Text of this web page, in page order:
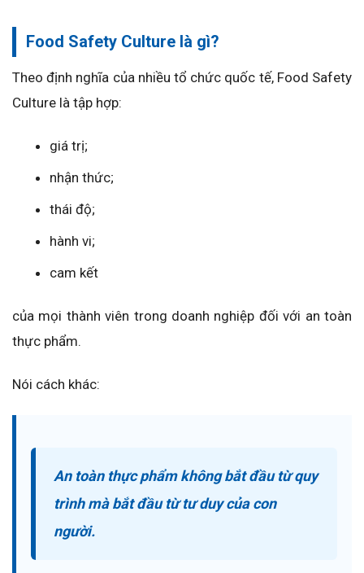
Food Safety Culture là gì?
Theo định nghĩa của nhiều tổ chức quốc tế, Food Safety
Culture là tập hợp:
giá trị;
nhận thức;
thái độ;
hành vi;
cam kết
của mọi thành viên trong doanh nghiệp đối với an toàn
thực phẩm.
Nói cách khác:
An toàn thực phẩm không bắt đầu từ quy
trình mà bắt đầu từ tư duy của con
người.